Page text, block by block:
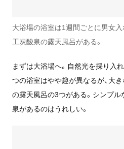
大浴場の浴室は1週間ごとに男女
工炭酸泉の露天風呂がある。
まずは大浴場へ。自然光を採り入
つの浴室はやや趣が異なるが、大
の露天風呂の3つがある。シンプル
泉があるのはうれしい。